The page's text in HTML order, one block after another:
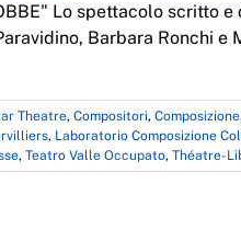
Lo spettacolo scritto
Barbara Ronchi
Theatre, Compositori, Composizione,
, Laboratorio Composizione
, Teatro Valle Occupato, Théatre-